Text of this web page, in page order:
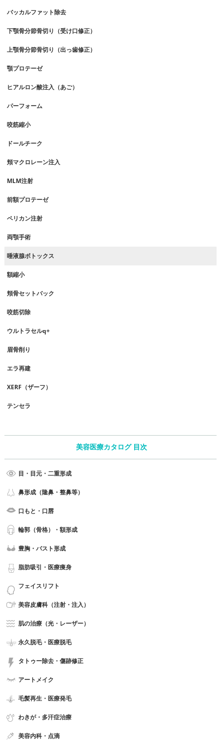
バッカルファット除去
下顎骨分節骨切り（受け口修正）
上顎骨分節骨切り（出っ歯修正）
顎プロテーゼ
ヒアルロン酸注入（あご）
パーフォーム
咬筋縮小
ドールチーク
頬マクロレーン注入
MLM注射
前額プロテーゼ
ペリカン注射
両顎手術
唾液腺ボトックス
額縮小
頬骨セットバック
咬筋切除
ウルトラセルq+
眉骨削り
エラ再建
XERF（ザーフ）
テンセラ
美容医療カタログ 目次
目・目元・二重形成
鼻形成（隆鼻・整鼻等）
口もと・口唇
輪郭（骨格）・額形成
豊胸・バスト形成
脂肪吸引・医療痩身
フェイスリフト
美容皮膚科（注射・注入）
肌の治療（光・レーザー）
永久脱毛・医療脱毛
タトゥー除去・傷跡修正
アートメイク
毛髪再生・医療発毛
わきが・多汗症治療
美容内科・点滴